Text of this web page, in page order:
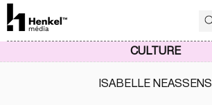
ISABELLE NEASSENS
CULTURE